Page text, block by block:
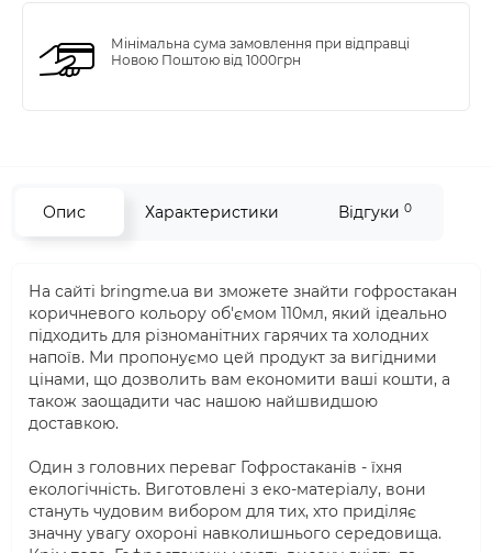
Мінімальна сума замовлення при відправці
Новою Поштою від 1000грн
Опис Характеристики Відгуки 0
На сайті bringme.ua ви зможете знайти гофростакан
коричневого кольору об'ємом 110мл, який ідеально
підходить для різноманітних гарячих та холодних
напоїв. Ми пропонуємо цей продукт за вигідними
цінами, що дозволить вам економити ваші кошти, а
також заощадити час нашою найшвидшою
доставкою.
Один з головних переваг Гофростаканів - їхня
екологічність. Виготовлені з еко-матеріалу, вони
стануть чудовим вибором для тих, хто приділяє
значну увагу охороні навколишнього середовища.